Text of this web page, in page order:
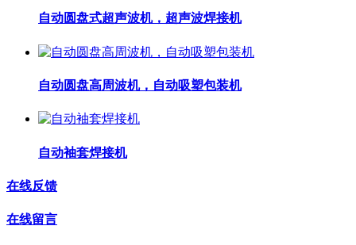
自动圆盘式超声波机，超声波焊接机
自动圆盘高周波机，自动吸塑包装机
自动袖套焊接机
在线反馈
在线留言